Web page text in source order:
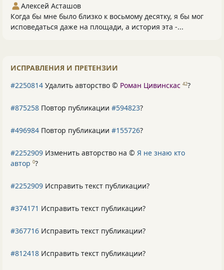
Алексей Асташов
Когда бы мне было близко к восьмому десятку, я бы мог
исповедаться даже на площади, а история эта -...
ИСПРАВЛЕНИЯ И ПРЕТЕНЗИИ
#2250814 Удалить авторство © Роман Цивинскас 42?
#875258 Повтор публикации #594823?
#496984 Повтор публикации #155726?
#2252909 Изменить авторство на © Я не знаю кто
автор 0?
#2252909 Исправить текст публикации?
#374171 Исправить текст публикации?
#367716 Исправить текст публикации?
#812418 Исправить текст публикации?